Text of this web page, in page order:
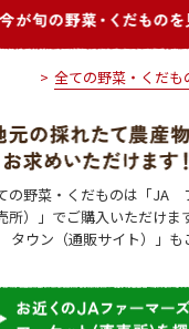
全ての野菜・くだも
の野菜・くだものは「JA
所）」でご購入いただけま
ウン（通販サイト）」も